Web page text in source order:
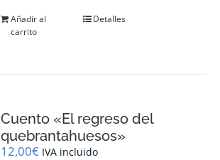
Añadir al
carrito
Detalles
Cuento «El regreso del
quebrantahuesos»
12,00€ IVA incluido